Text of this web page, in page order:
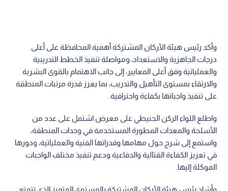
وأكد رئيس هيئة الأركان المشتركة أهمية المحافظة على أعلى
درجات الجاهزية والاستعداد، ومواصلة تنفيذ الخطط التدريبية
والعملياتية وفق أعلى المعايير، إلى جانب الاهتمام بالقوى البشرية
والارتقاء بمستوى التأهيل والتدريب، بما يعزز قدرة مرتبات المنطقة
على تنفيذ واجباتها بكفاءة واحترافية.
واطلع اللواء الركن الحنيطي على معرض اشتمل على عدد من
الأسلحة والمعدات المطورة المستخدمة في وحدات المنطقة،
واستمع إلى شرح حول مهامها وقدراتها الفنية والعملياتية، ودورها
في تعزيز الكفاءة القتالية والدفاعية ودعم تنفيذ مختلف الواجبات
الموكلة إليها.
وأشاد رئيس هيئة الأركان المشتركة بالمستوى المتميز الذي تتمتع